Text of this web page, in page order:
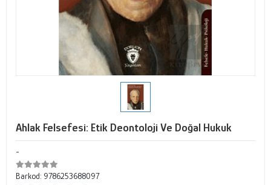
Ahlak Felsefesi: Etik Deontoloji Ve Doğal Hukuk
-
Barkod: 9786253688097